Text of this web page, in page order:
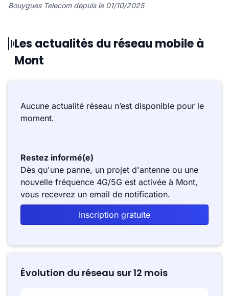
Bouygues Telecom depuis le 01/10/2025
Les actualités du réseau mobile à
Mont
Aucune actualité réseau n’est disponible pour le
moment.
Restez informé(e)
Dès qu'une panne, un projet d'antenne ou une
nouvelle fréquence 4G/5G est activée à Mont,
vous recevrez un email de notification.
Inscription gratuite
Évolution du réseau sur 12 mois